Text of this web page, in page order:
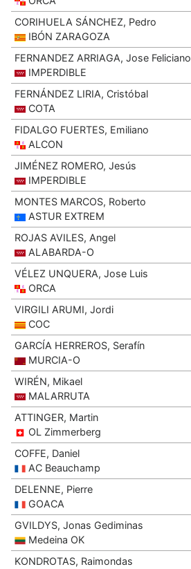
CORIHUELA SÁNCHEZ, Pedro
IBÓN ZARAGOZA
FERNANDEZ ARRIAGA, Jose Feliciano
IMPERDIBLE
FERNÁNDEZ LIRIA, Cristóbal
COTA
FIDALGO FUERTES, Emiliano
ALCON
JIMÉNEZ ROMERO, Jesús
IMPERDIBLE
MONTES MARCOS, Roberto
ASTUR EXTREM
ROJAS AVILES, Angel
ALABARDA-O
VÉLEZ UNQUERA, Jose Luis
ORCA
VIRGILI ARUMI, Jordi
COC
GARCÍA HERREROS, Serafín
MURCIA-O
WIRÉN, Mikael
MALARRUTA
ATTINGER, Martin
OL Zimmerberg
COFFE, Daniel
AC Beauchamp
DELENNE, Pierre
GOACA
GVILDYS, Jonas Gediminas
Medeina OK
KONDROTAS, Raimondas